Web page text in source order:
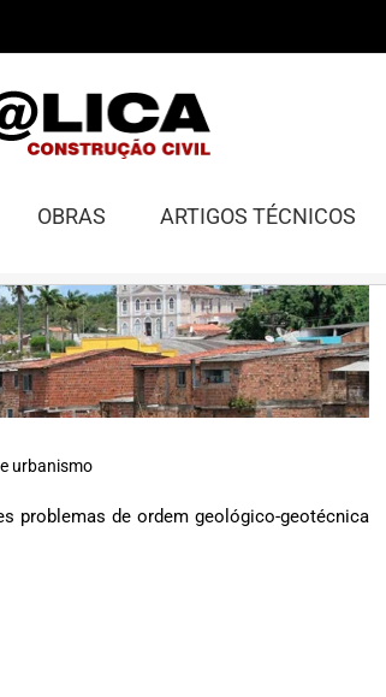
OBRAS ARTIGOS TÉCNICOS
urbanismo
problemas de ordem geológico-geotécnica